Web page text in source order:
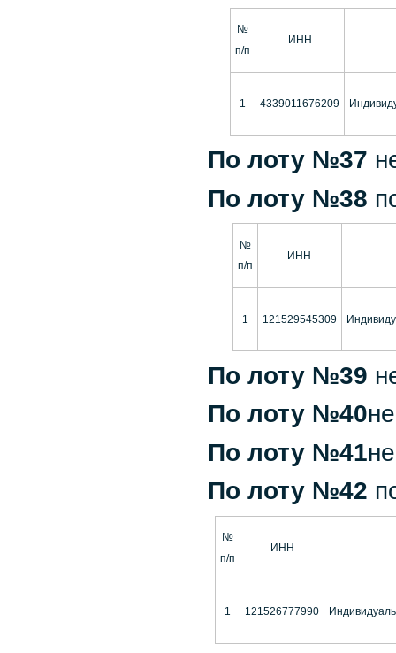
№
п/п
ИНН
1 4339011676209
По лоту №37
По лоту №38
№
п/п
ИНН
1 121529545309
По лоту №39
По лоту №40
По лоту №41
По лоту №42
№
п/п
ИНН
1 121526777990